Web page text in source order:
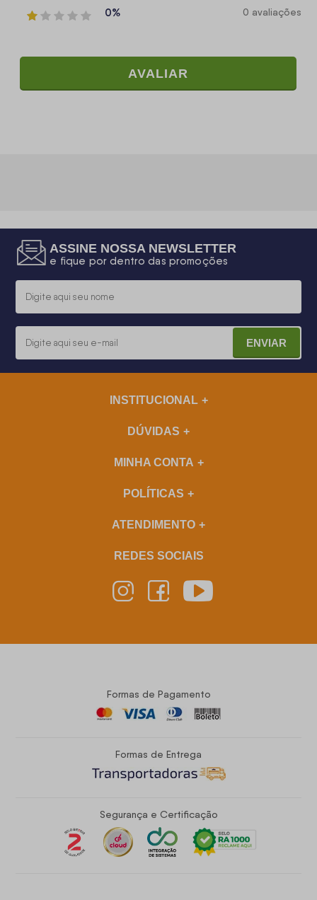
0% 0 avaliações
AVALIAR
ASSINE NOSSA NEWSLETTER
e fique por dentro das promoções
ENVIAR
INSTITUCIONAL
DÚVIDAS
MINHA CONTA
POLÍTICAS
ATENDIMENTO
REDES SOCIAIS
Formas de Pagamento
Formas de Entrega
Segurança e Certificação